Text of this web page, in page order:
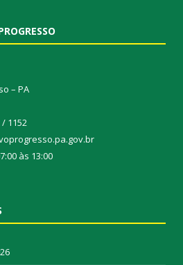
– PA
/ 1152
às 13:00